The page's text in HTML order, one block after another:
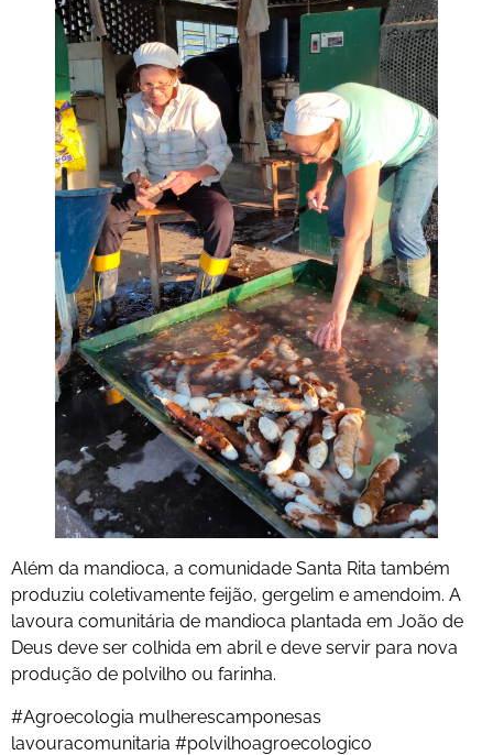
Além da mandioca, a comunidade Santa Rita também
produziu coletivamente feijão, gergelim e amendoim. A
lavoura comunitária de mandioca plantada em João de
Deus deve ser colhida em abril e deve servir para nova
produção de polvilho ou farinha.
#Agroecologia mulherescamponesas
lavouracomunitaria #polvilhoagroecologico